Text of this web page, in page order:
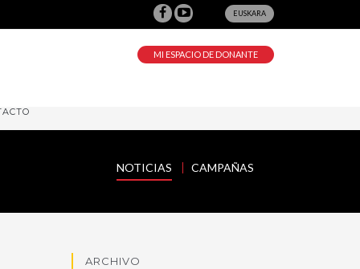
EUSKARA
MI ESPACIO DE DONANTE
NOTICIAS CAMPAÑAS
ARCHIVO